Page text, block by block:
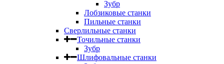
Зубр
Лобзиковые станки
Пильные станки
Сверлильные станки
Точильные станки
Зубр
Шлифовальные станки